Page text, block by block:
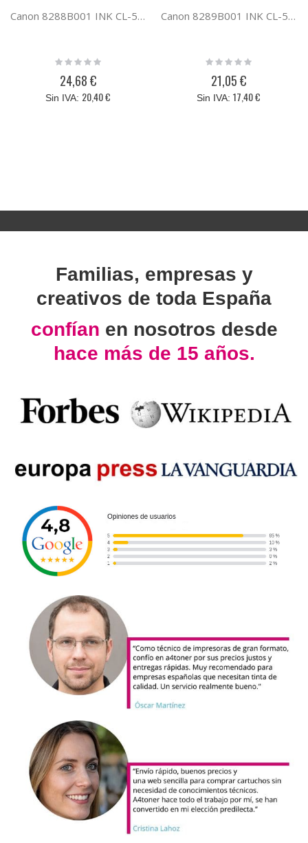
Canon 8288B001 INK CL-546XL COL IP2850/MG2550
Rating:
24,68 €
20,40 €
Canon 8289B001 INK CL-546 COL
Rating:
21,05 €
17,40 €
Familias, empresas y
creativos de toda España
confían en nosotros desde
hace más de 15 años.